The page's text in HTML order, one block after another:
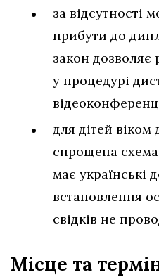
за відсутності
прибути до
закон дозволяє
у процедурі
для дітей віком
спрощена
має українські
встановлення
свідків не
Місце та